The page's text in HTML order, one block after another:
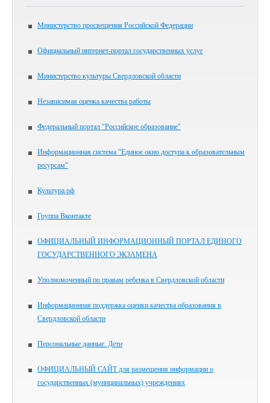
Министерство просвещения Российской Федерации
Официальный интернет-портал государственных услуг
Министерство культуры Свердловской области
Независимая оценка качества работы
Федеральный портал "Российское образование"
Информационная система "Единое окно доступа к образовательным
ресурсам"
Культура.рф
Группа Вконтакте
ОФИЦИАЛЬНЫЙ ИНФОРМАЦИОННЫЙ ПОРТАЛ ЕДИНОГО
ГОСУДАРСТВЕННОГО ЭКЗАМЕНА
Уполномоченный по правам ребенка в Свердловской области
Информационная поддержка оценки качества образования в
Свердловской области
Персональные данные. Дети
ОФИЦИАЛЬНЫЙ САЙТ для размещения информации о
государственных (муниципальных) учреждениях